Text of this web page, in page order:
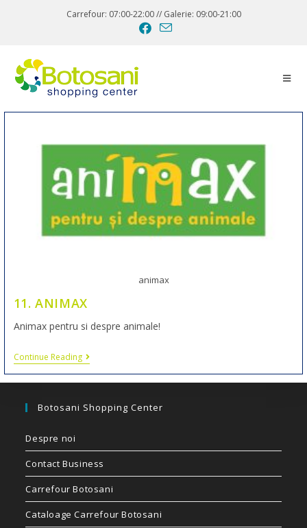
Carrefour: 07:00-22:00 // Galerie: 09:00-21:00
animax
11. ANIMAX
Animax pentru si despre animale!
Continue Reading
Botosani Shopping Center
Despre noi
Contact Business
Carrefour Botosani
Cataloage Carrefour Botosani